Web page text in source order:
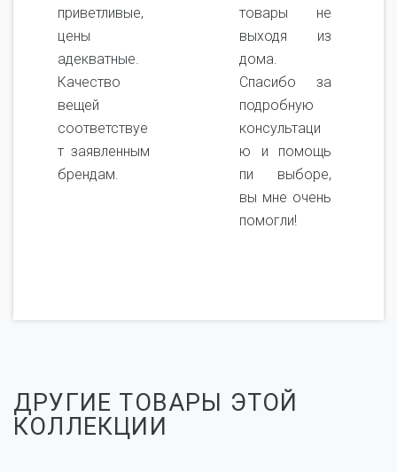
приветливые,
цены
адекватные.
Качество
вещей
соответствуе
т заявленным
брендам.
товары не
выходя из
дома.
Спасибо за
подробную
консультаци
ю и помощь
пи выборе,
вы мне очень
помогли!
ДРУГИЕ ТОВАРЫ ЭТОЙ
КОЛЛЕКЦИИ